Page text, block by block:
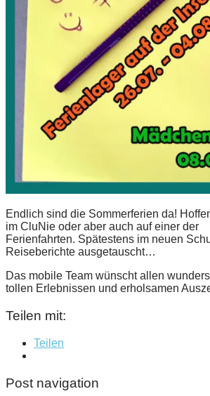
Endlich sind die Sommerferien da!
im CluNie oder aber auch auf einer der
Ferienfahrten. Spätestens im neuen
Reiseberichte ausgetauscht…
Das mobile Team wünscht allen
tollen Erlebnissen und erholsamen
Teilen mit:
Teilen
Post navigation